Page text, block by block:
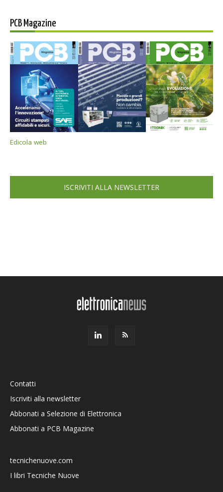
PCB Magazine
Edicola web
ISCRIVITI ALLA NEWSLETTER
Contatti
Iscriviti alla newsletter
Abbonati a Selezione di Elettronica
Abbonati a PCB Magazine
tecnichenuove.com
I libri Tecniche Nuove